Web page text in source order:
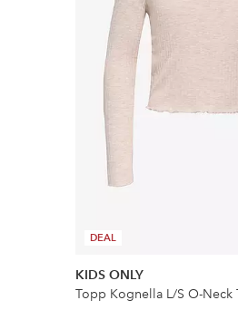
DEAL
KIDS ONLY
Topp Kognella L/S O-Neck